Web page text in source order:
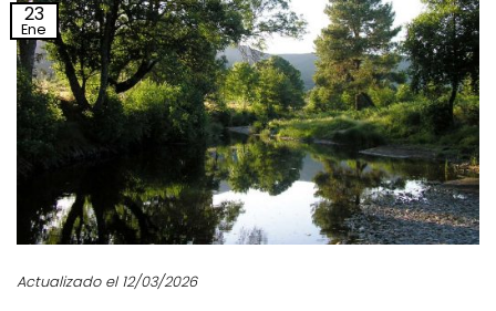
23
Ene
Actualizado el 12/03/2026